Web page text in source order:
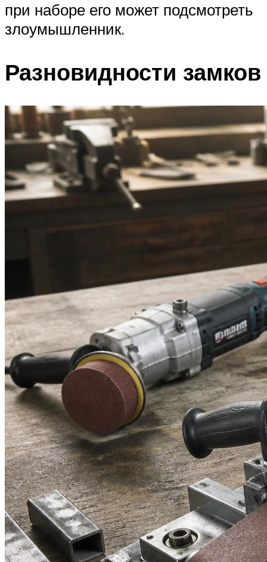
при наборе его может подсмотреть
злоумышленник.
Разновидности замков